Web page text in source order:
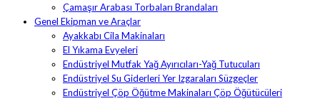
Çamaşır Arabası Torbaları Brandaları
Genel Ekipman ve Araçlar
Ayakkabı Cila Makinaları
El Yıkama Evyeleri
Endüstriyel Mutfak Yağ Ayırıcıları-Yağ Tutucuları
Endüstriyel Su Giderleri Yer Izgaraları Süzgeçler
Endüstriyel Çöp Öğütme Makinaları Çöp Öğütücüleri